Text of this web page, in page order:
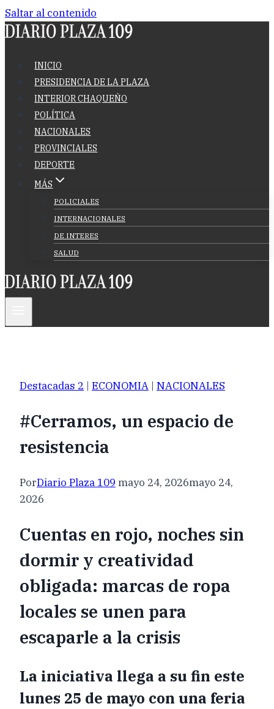
Saltar al contenido
INICIO
PRESIDENCIA DE LA PLAZA
INTERIOR CHAQUEÑO
POLÍTICA
NACIONALES
PROVINCIALES
DEPORTE
MÁS
POLICIALES
INTERNACIONALES
DE INTERES
SALUD
Destacadas 2 | ECONOMIA | NACIONALES
#Cerramos, un espacio de
resistencia
PorDiario Plaza 109 mayo 24, 2026mayo 24,
2026
Cuentas en rojo, noches sin
dormir y creatividad
obligada: marcas de ropa
locales se unen para
escaparle a la crisis
La iniciativa llega a su fin este
lunes 25 de mayo con una feria